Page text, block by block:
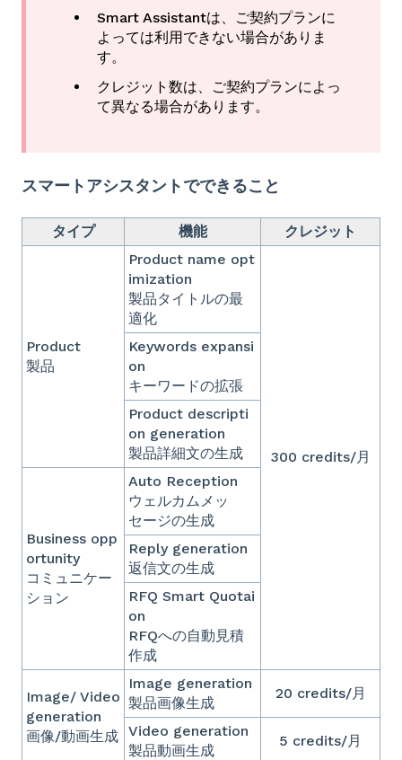
Smart Assistantは、ご契約プランに
よっては利用できない場合がありま
す。
クレジット数は、ご契約プランによっ
て異なる場合があります。
スマートアシスタントでできること
タイプ 機能 クレジット
Product
製品
Product name opt
imization
製品タイトルの最
適化
300 credits/月
Keywords expansi
on
キーワードの拡張
Product descripti
on generation
製品詳細文の生成
Business opp
ortunity
コミュニケー
ション
Auto Reception
ウェルカムメッ
セージの生成
Reply generation
返信文の生成
RFQ Smart Quotai
on
RFQへの自動見積
作成
Image/ Video
generation
画像/動画生成
Image generation
製品画像生成
20 credits/月
Video generation
製品動画生成
5 credits/月